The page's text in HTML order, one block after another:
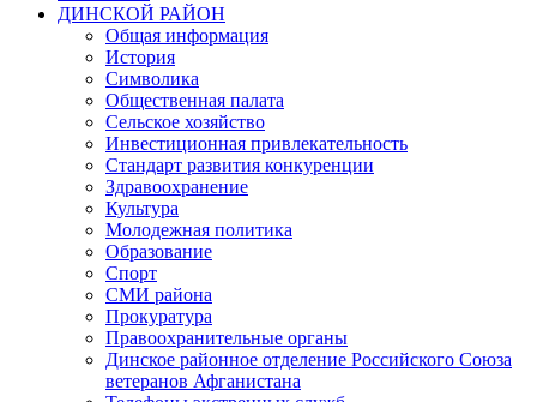
ДИНСКОЙ РАЙОН
Общая информация
История
Символика
Общественная палата
Сельское хозяйство
Инвестиционная привлекательность
Стандарт развития конкуренции
Здравоохранение
Культура
Молодежная политика
Образование
Спорт
СМИ района
Прокуратура
Правоохранительные органы
Динское районное отделение Российского Союза
ветеранов Афганистана